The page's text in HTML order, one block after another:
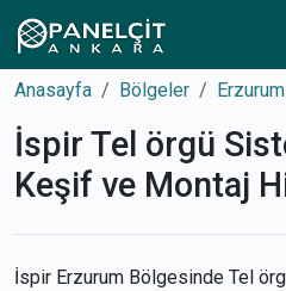
Anasayfa Bölgeler Erzurum
İspir Tel örgü
Keşif ve Montaj
İspir Erzurum Bölgesinde Tel